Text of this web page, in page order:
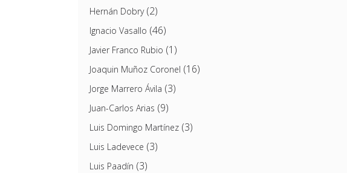
Hernán Dobry(2)
Ignacio Vasallo (46)
Javier Franco Rubio (1)
Joaquin Muñoz Coronel (16)
Jorge Marrero Ávila (3)
Juan-Carlos Arias (9)
Luis Domingo Martínez(3)
Luis Ladevece (3)
Luis Paadín (3)